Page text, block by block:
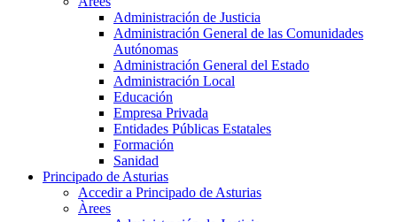
Administración de Justicia
Administración General de las Comunidades
Autónomas
Administración General del Estado
Administración Local
Educación
Empresa Privada
Entidades Públicas Estatales
Formación
Sanidad
Principado de Asturias
Accedir a Principado de Asturias
Àrees